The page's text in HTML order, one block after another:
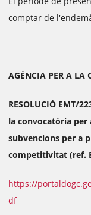
comptar de
AGÈNCIA PER A LA
RESOLUCIÓ EMT/
la convocatòria per
subvencions per a
competitivitat (ref.
https://
df